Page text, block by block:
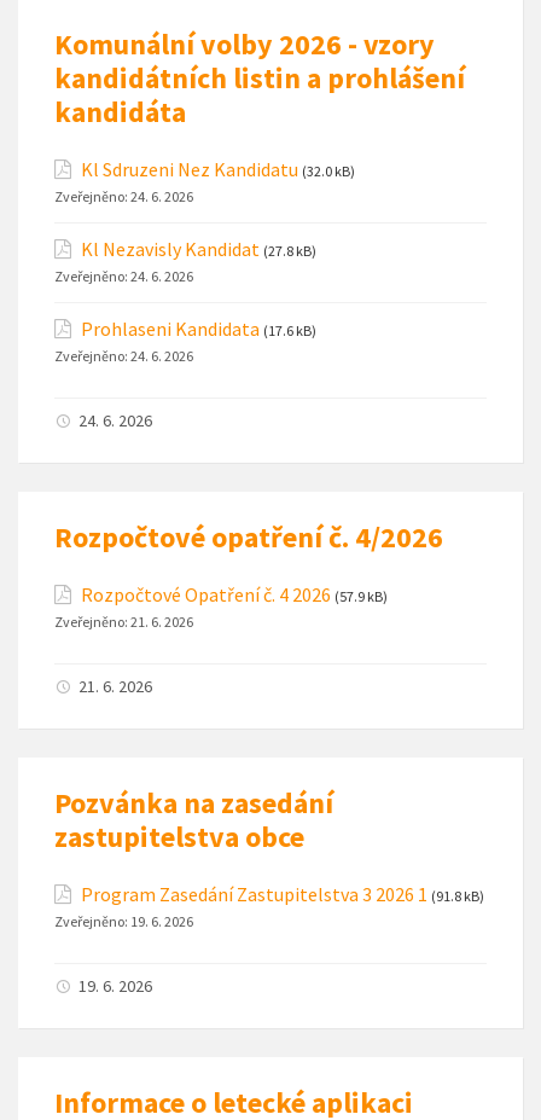
Komunální volby 2026 - vzory
kandidátních listin a prohlášení
kandidáta
Kl Sdruzeni Nez Kandidatu (32.0 kB)
Zveřejněno: 24. 6. 2026
Kl Nezavisly Kandidat (27.8 kB)
Zveřejněno: 24. 6. 2026
Prohlaseni Kandidata (17.6 kB)
Zveřejněno: 24. 6. 2026
24. 6. 2026
Rozpočtové opatření č. 4/2026
Rozpočtové Opatření č. 4 2026 (57.9 kB)
Zveřejněno: 21. 6. 2026
21. 6. 2026
Pozvánka na zasedání
zastupitelstva obce
Program Zasedání Zastupitelstva 3 2026 1 (91.8 kB)
Zveřejněno: 19. 6. 2026
19. 6. 2026
Informace o letecké aplikaci